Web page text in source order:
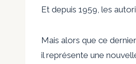
Et depuis 1959, les
Mais alors que ce
il représente une